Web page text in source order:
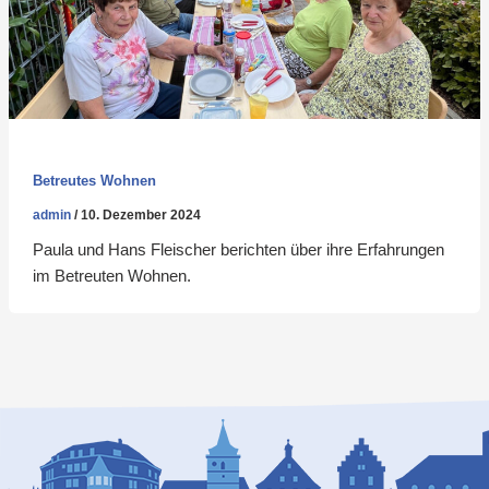
Betreutes Wohnen
admin /10. Dezember 2024
Paula und Hans Fleischer berichten über ihre Erfahrungen
im Betreuten Wohnen.